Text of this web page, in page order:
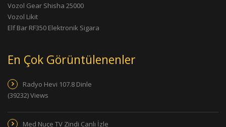
Vozol Gear Shisha 25000
Vozol Likit
Elf Bar RF350 Elektronik Sigara
En Çok Görüntülenenler
Radyo Hevi 107.8 Dinle
(39232) Views
Med Nuçe TV Zindi Canlı İzle